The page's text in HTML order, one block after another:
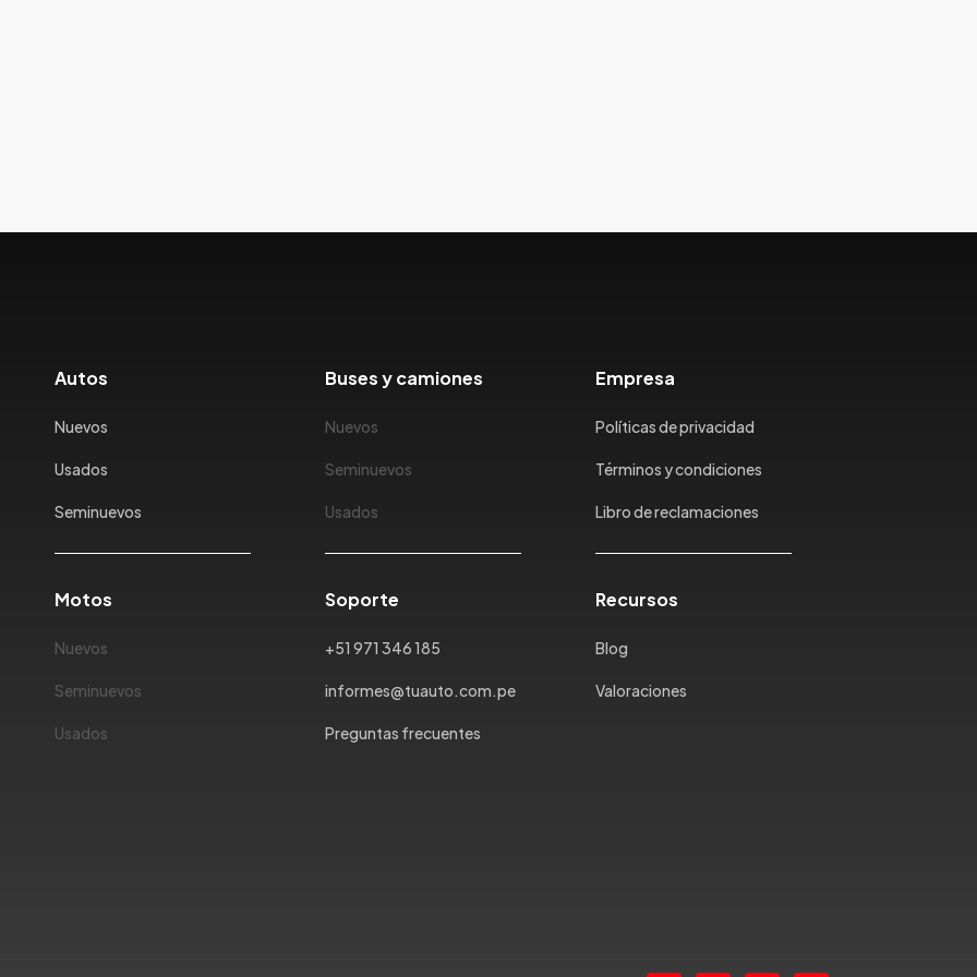
Autos
Nuevos
Usados
Seminuevos
Buses y camiones
Nuevos
Seminuevos
Usados
Empresa
Políticas de privacidad
Términos y condiciones
Libro de reclamaciones
Motos
Nuevos
Seminuevos
Usados
Soporte
+51 971 346 185
informes@tuauto.com.pe
Preguntas frecuentes
Recursos
Blog
Valoraciones